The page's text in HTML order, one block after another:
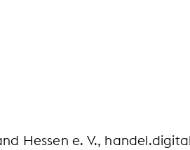
Hessen e. V.,